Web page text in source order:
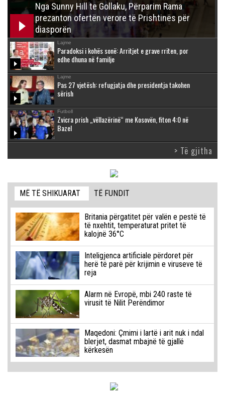
Nga Sunny Hill te Gollaku, Përparim Rama
prezanton ofertën verore të Prishtinës për
diasporën
Lajme
Paradoksi i kohës sonë: Arritjet e grave rriten, por
edhe dhuna në familje
Lajme
Pas 27 vjetësh: refugjatja dhe presidentja takohen
sërish
Futboll
Zvicra prish „vëllazërinë“ me Kosovën, fiton 4:0 në
Bazel
> Të gjitha
MË TË SHIKUARAT TË FUNDIT
Britania përgatitet për valën e pestë të
të nxehtit, temperaturat pritet të
kalojnë 36°C
Inteligjenca artificiale përdoret për
herë të parë për krijimin e viruseve të
reja
Alarm në Evropë, mbi 240 raste të
virusit të Nilit Perëndimor
Maqedoni: Çmimi i lartë i arit nuk i ndal
blerjet, dasmat mbajnë të gjallë
kërkesën